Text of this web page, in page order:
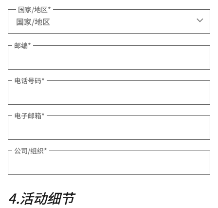
国家/地区*
邮编*
电话号码*
电子邮箱*
公司/组织*
4.活动细节